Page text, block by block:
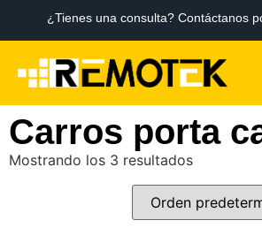
¿Tienes una consulta? Contáctanos
Carros porta
Mostrando los 3 resultados